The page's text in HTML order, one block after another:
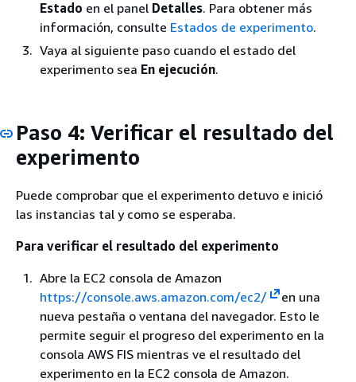
Estado en el panel Detalles. Para obtener más
información, consulte Estados de experimento.
Vaya al siguiente paso cuando el estado del
experimento sea En ejecución.
Paso 4: Verificar el resultado del
experimento
Puede comprobar que el experimento detuvo e inició
las instancias tal y como se esperaba.
Para verificar el resultado del experimento
Abre la EC2 consola de Amazon
https://console.aws.amazon.com/ec2/
en una
nueva pestaña o ventana del navegador. Esto le
permite seguir el progreso del experimento en la
consola AWS FIS mientras ve el resultado del
experimento en la EC2 consola de Amazon.